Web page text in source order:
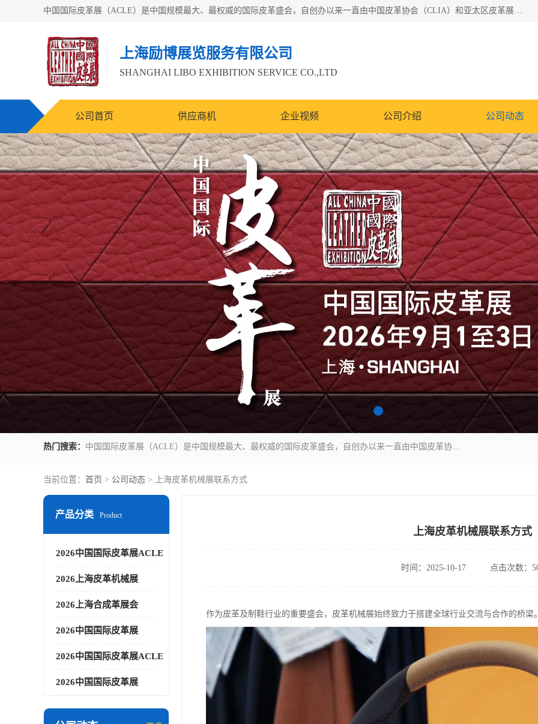
中国国际皮革展（ACLE）是中国规模最大、最权威的国际皮革盛会，自创办以来一直由中国皮革协会（CLIA）和亚太区皮革展有限公司（APLF）共同举办
上海励博展览服务有限公司
SHANGHAI LIBO EXHIBITION SERVICE CO.,LTD
公司首页 供应商机 企业视频 公司介绍 公司动态
热门搜索： 中国国际皮革展（ACLE）是中国规模最大、最权威的国际皮革盛会，自创办以来一直由中国皮革协会（CLIA）和亚太区皮革展有限公司（APLF）共同举办
当前位置： 首页 > 公司动态 > 上海皮革机械展联系方式
产品分类 Product
2026中国国际皮革展ACLE
2026上海皮革机械展
2026上海合成革展会
2026中国国际皮革展
2026中国国际皮革展ACLE
2026中国国际皮革展
上海皮革机械展联系方式
时间：2025-10-17 点击次数：
作为皮革及制鞋行业的重要盛会，皮革机械展始终致力于搭建全球行业交流与合作的桥梁